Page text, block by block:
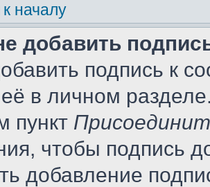
началу
добавить
подпись к
её в личном
пункт
чтобы подпись
добавление